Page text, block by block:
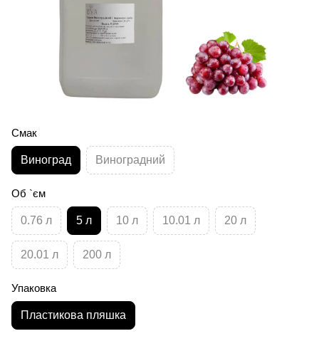
Смак
Виноград Виноградний
Об `єм
0.76 л 5 л 10 л 10.01 л 20 л
20.01 л 200 л
Упаковка
Пластикова пляшка